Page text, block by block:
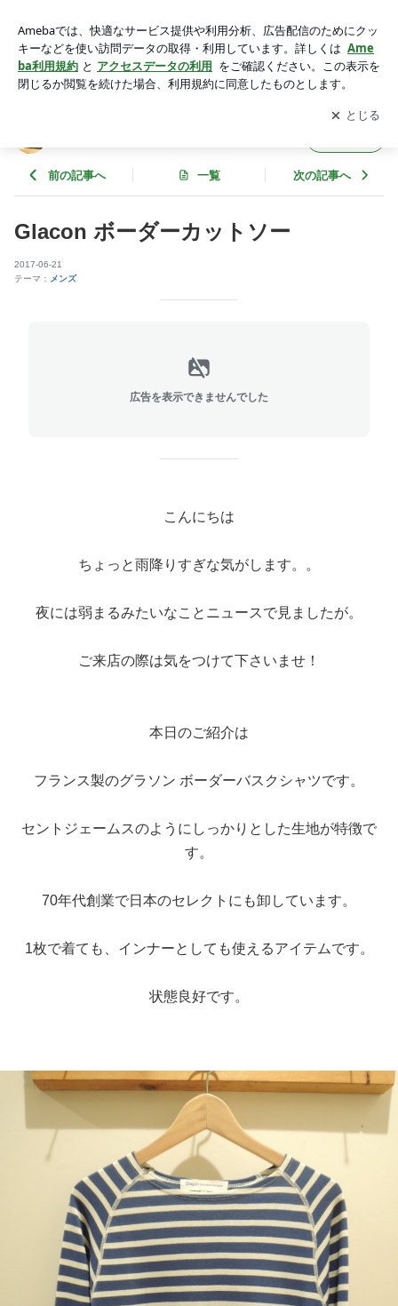
アプリをダウンロードして ブログの更新通知
を受け取りまし
ょう。
開く
前の記事へ 一覧 次の記事へ
Glacon ボーダーカットソー
2017-06-21
テーマ： メンズ
広告を表示できませんでした
こんにちは
ちょっと雨降りすぎな気がします。。
夜には弱まるみたいなことニュースで見ましたが。
ご来店の際は気をつけて下さいませ！
本日のご紹介は
フランス製のグラソン ボーダーバスクシャツです。
セントジェームスのようにしっかりとした生地が特徴で
す。
70年代創業で日本のセレクトにも卸しています。
1枚で着ても、インナーとしても使えるアイテムです。
状態良好です。